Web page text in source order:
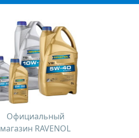
Официальный
магазин RAVENOL